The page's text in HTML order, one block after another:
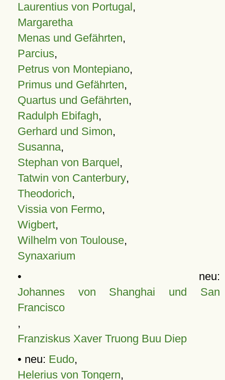
Laurentius von Portugal,
Margaretha
Menas und Gefährten,
Parcius,
Petrus von Montepiano,
Primus und Gefährten,
Quartus und Gefährten,
Radulph Ebifagh,
Gerhard und Simon,
Susanna,
Stephan von Barquel,
Tatwin von Canterbury,
Theodorich,
Vissia von Fermo,
Wigbert,
Wilhelm von Toulouse,
Synaxarium
• neu:
Johannes von Shanghai und San
Francisco
,
Franziskus Xaver Truong Buu Diep
• neu: Eudo,
Helerius von Tongern,